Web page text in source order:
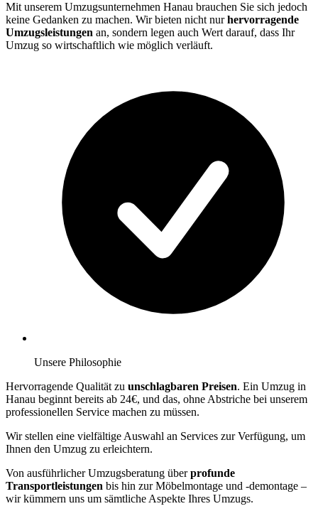
Mit unserem Umzugsunternehmen Hanau brauchen Sie sich jedoch
keine Gedanken zu machen. Wir bieten nicht nurhervorragende
Umzugsleistungen an, sondern legen auch Wert darauf, dass Ihr
Umzug so wirtschaftlich wie möglich verläuft.
Unsere Philosophie
Hervorragende Qualität zu unschlagbaren Preisen. Ein Umzug in
Hanau beginnt bereits ab 24€, und das, ohne Abstriche bei unserem
professionellen Service machen zu müssen.
Wir stellen eine vielfältige Auswahl an Services zur Verfügung, um
Ihnen den Umzug zu erleichtern.
Von ausführlicher Umzugsberatung überprofunde
Transportleistungen bis hin zur Möbelmontage und -demontage –
wir kümmern uns um sämtliche Aspekte Ihres Umzugs.